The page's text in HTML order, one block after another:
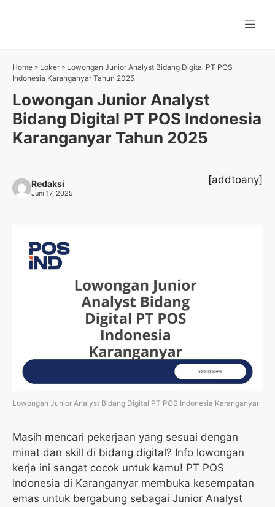
Home » Loker » Lowongan Junior Analyst Bidang Digital PT POS
Indonesia Karanganyar Tahun 2025
Lowongan Junior Analyst
Bidang Digital PT POS Indonesia
Karanganyar Tahun 2025
Redaksi
Juni 17, 2025
[addtoany]
Lowongan Junior Analyst Bidang Digital PT POS Indonesia Karanganyar
Masih mencari pekerjaan yang sesuai dengan
minat dan skill di bidang digital? Info lowongan
kerja ini sangat cocok untuk kamu! PT POS
Indonesia di Karanganyar membuka kesempatan
emas untuk bergabung sebagai Junior Analyst